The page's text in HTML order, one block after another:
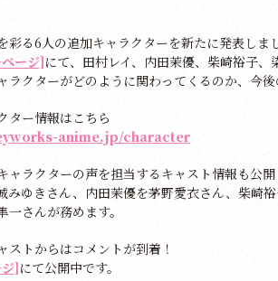
彩る6人の追加キャラクターを新たに発表しま
ージ]にて、田村レイ、内田茉優、柴崎裕子
ラクターがどのように関わってくるのか、今
ター情報はこちら
anime.jp/character
ャラクターの声を担当するキャスト情報も公開
みゆきさん、内田茉優を茅野愛衣さん、柴崎
一さんが務めます。
ストからはコメントが到着！
]にて公開中です。